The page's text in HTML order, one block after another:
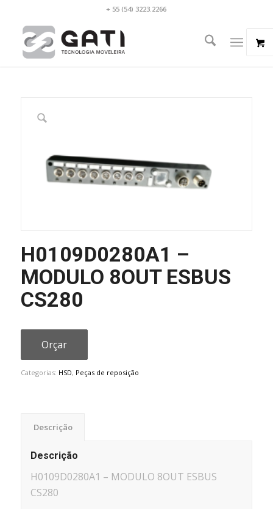
+ 55 (54) 3223.2266
H0109D0280A1 –
MODULO 8OUT ESBUS
CS280
Orçar
Categorias: HSD, Peças de reposição
Descrição
Descrição
H0109D0280A1 – MODULO 8OUT ESBUS
CS280